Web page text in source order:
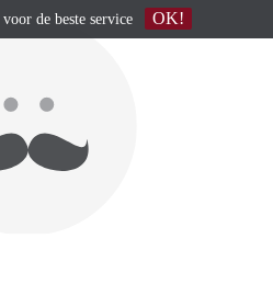
voor de beste service OK!